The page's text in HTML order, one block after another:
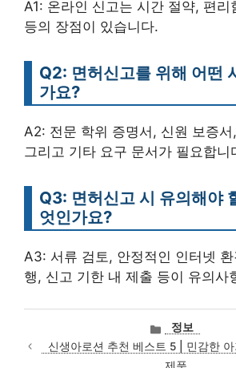
A1: 온라인 신고는 시간 절약, 편리
등의 장점이 있습니다.
Q2: 면허신고를 위해 어떤
가요?
A2: 전문 학위 증명서, 신원 보증
그리고 기타 요구 문서가 필요합니
Q3: 면허신고 시 유의해야
엇인가요?
A3: 서류 검토, 안정적인 인터넷
행, 신고 기한 내 제출 등이 유의사
카
테
고
정보
신생아로션 추천 베스트 5 | 민감한